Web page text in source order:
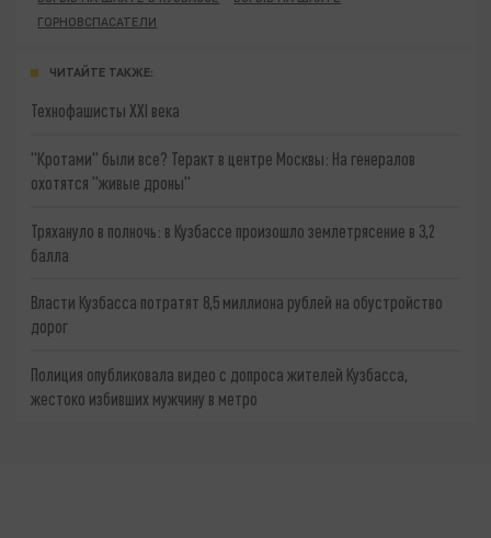
ГОРНОВСПАСАТЕЛИ
ЧИТАЙТЕ ТАКЖЕ:
Технофашисты XXI века
"Кротами" были все? Теракт в центре Москвы: На генералов
охотятся "живые дроны"
Тряхануло в полночь: в Кузбассе произошло землетрясение в 3,2
балла
Власти Кузбасса потратят 8,5 миллиона рублей на обустройство
дорог
Полиция опубликовала видео с допроса жителей Кузбасса,
жестоко избивших мужчину в метро